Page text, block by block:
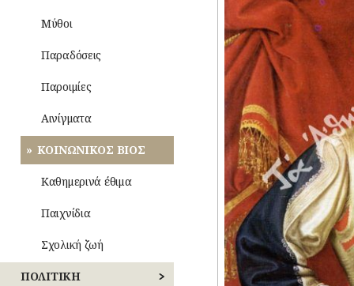
ΣΩΜΑΤΕΙΑ
ΣΦΑΓΕΙΑ
ΣΧΕΔΙΟ
ΠΟΛΗΣ
ΤΕΧΝΟΛΟΓΙΑ
ΤΗΛΕΠΙΚΟΙΝΩΝΙΕΣ
ΤΟΠΟΓΡΑΦΙΑ
ΤΟΠΩΝΥΜΙΑ
ΤΡΟΧΑΙΑ-
ΚΥΚΛΟΦΟΡΙΑ
ΤΥΠΟΣ
τέχνες
Μύθοι
Παραδόσεις
Παροιμίες
Αινίγματα
ΚΟΙΝΩΝΙΚΟΣ ΒΙΟΣ
Καθημερινά έθιμα
Παιχνίδια
Σχολική ζωή
ΠΟΛΙΤΙΚΗ